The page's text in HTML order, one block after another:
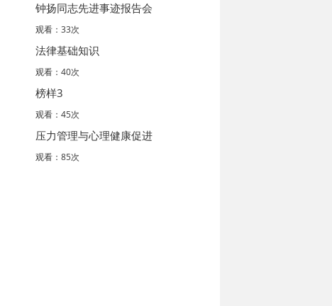
钟扬同志先进事迹报告会
观看：33次
法律基础知识
观看：40次
榜样3
观看：45次
压力管理与心理健康促进
观看：85次